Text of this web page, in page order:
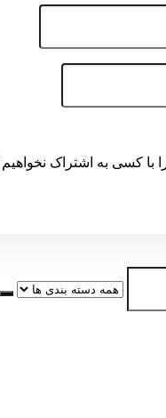
با کسی به اشتراک